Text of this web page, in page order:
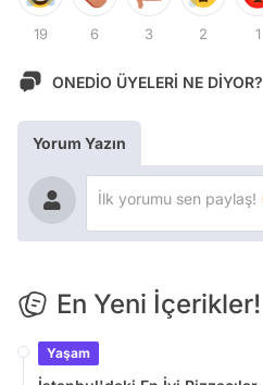
19 6 3 2 1
ONEDİO ÜYELERİ NE DİYOR?
Yorum Yazın
En Yeni İçerikler!
Yaşam